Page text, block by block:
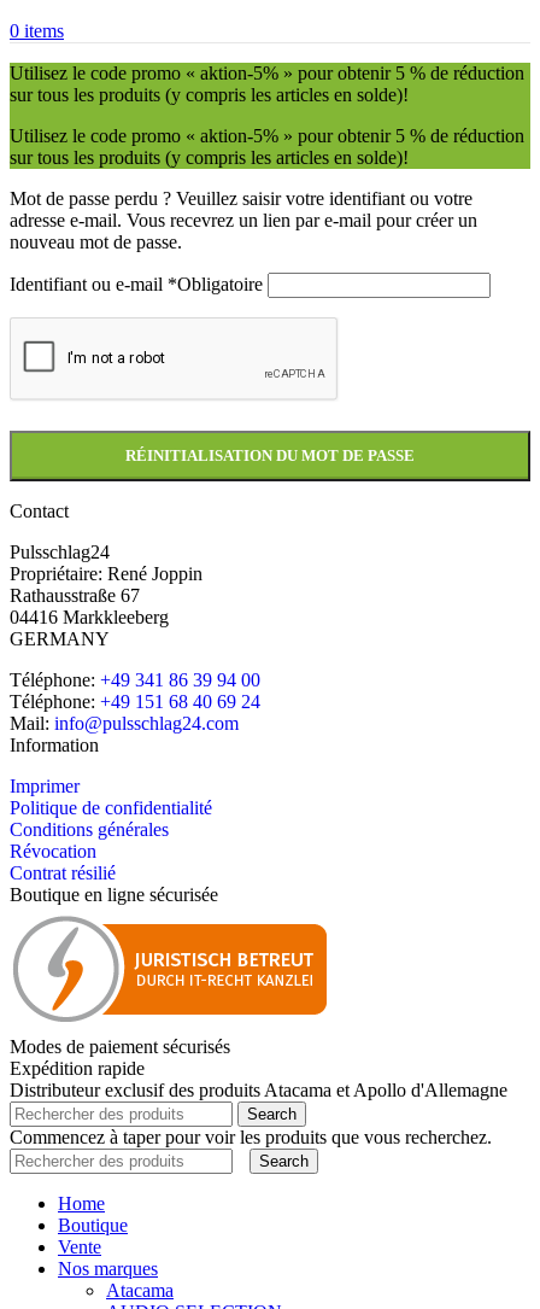
0 items
Utilisez le code promo « aktion-5% » pour obtenir 5 % de réduction
sur tous les produits (y compris les articles en solde)!
Utilisez le code promo « aktion-5% » pour obtenir 5 % de réduction
sur tous les produits (y compris les articles en solde)!
Mot de passe perdu ? Veuillez saisir votre identifiant ou votre
adresse e-mail. Vous recevrez un lien par e-mail pour créer un
nouveau mot de passe.
Identifiant ou e-mail *Obligatoire
RÉINITIALISATION DU MOT DE PASSE
Contact
Pulsschlag24
Propriétaire: René Joppin
Rathausstraße 67
04416 Markkleeberg
GERMANY
Téléphone: +49 341 86 39 94 00
Téléphone: +49 151 68 40 69 24
Mail: info@pulsschlag24.com
Information
Imprimer
Politique de confidentialité
Conditions générales
Révocation
Contrat résilié
Boutique en ligne sécurisée
Modes de paiement sécurisés
Expédition rapide
Distributeur exclusif des produits Atacama et Apollo d'Allemagne
Search
Commencez à taper pour voir les produits que vous recherchez.
Search
Home
Boutique
Vente
Nos marques
Atacama